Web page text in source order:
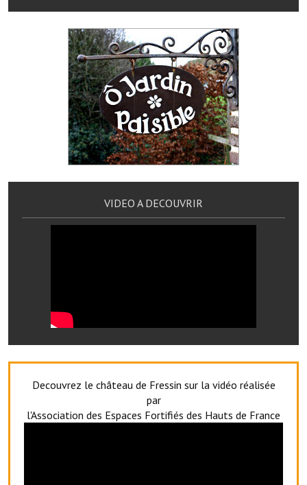
Eaux, assainissement
France services
France Renov
Déchets ménagers, tri sélectif, encombrants
Services publics communaux
Biens à louer
Equipements sportifs
Commerçants, artisans
Exploitants agricoles
VIDEO A DECOUVRIR
Decouvrez le château de Fressin sur la vidéo réalisée
par
l'Association des Espaces Fortifiés des Hauts de France